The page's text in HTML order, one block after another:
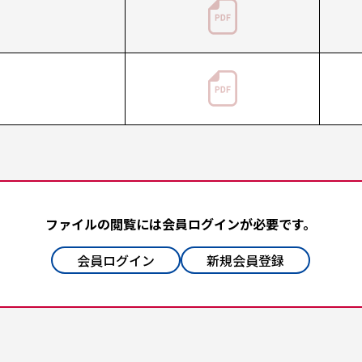
ファイルの閲覧には会員ログインが必要です。
会員ログイン
新規会員登録